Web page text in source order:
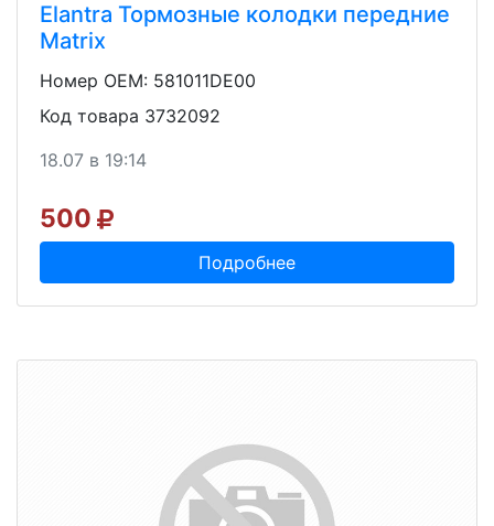
Elantra Тормозные колодки передние
Matrix
Номер OEM: 581011DE00
Код товара 3732092
18.07 в 19:14
500
Подробнее